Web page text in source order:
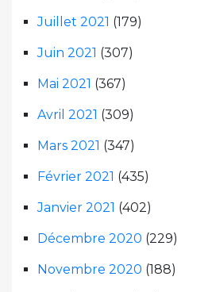
Juillet 2021 (179)
Juin 2021 (307)
Mai 2021 (367)
Avril 2021 (309)
Mars 2021 (347)
Février 2021 (435)
Janvier 2021 (402)
Décembre 2020 (229)
Novembre 2020 (188)